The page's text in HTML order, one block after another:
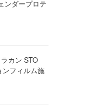
ンダープロテ
カン STO
ンフィルム施